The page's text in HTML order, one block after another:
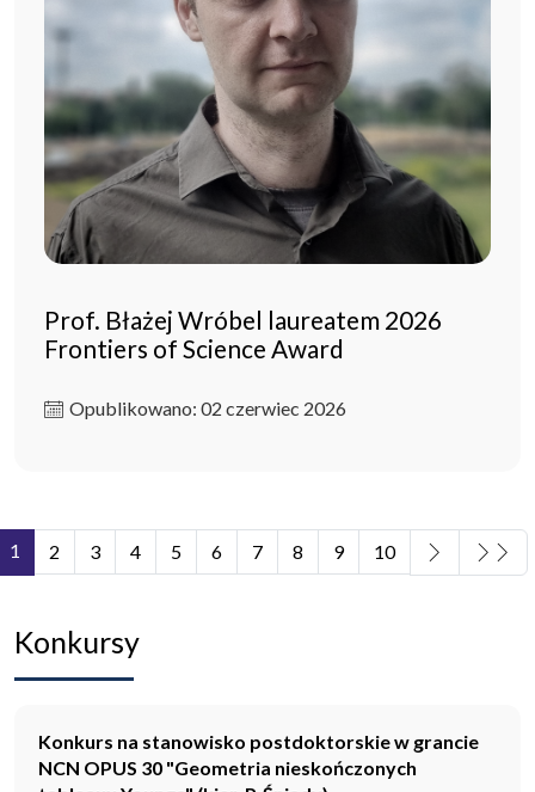
Prof. Błażej Wróbel laureatem 2026
Frontiers of Science Award
Opublikowano: 02 czerwiec 2026
Strona 1 z 11
1 2 3 4 5 6 7 8 9 10
Konkursy
Konkurs na stanowisko postdoktorskie w grancie
NCN OPUS 30 "Geometria nieskończonych